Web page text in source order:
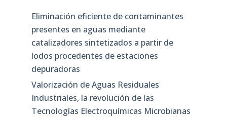
Eliminación eficiente de contaminantes
presentes en aguas mediante
catalizadores sintetizados a partir de
lodos procedentes de estaciones
depuradoras
Valorización de Aguas Residuales
Industriales, la revolución de las
Tecnologías Electroquímicas Microbianas